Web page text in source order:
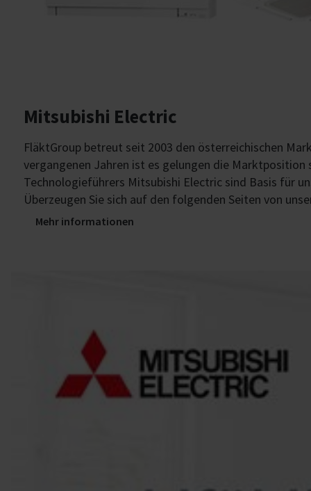
Mitsubishi Electric
FläktGroup betreut seit 2003 den österreichischen
vergangenen Jahren ist es gelungen die
Technologieführers Mitsubishi Electric sind Basis für
Überzeugen Sie sich auf den folgenden Seiten von
Mehr informationen